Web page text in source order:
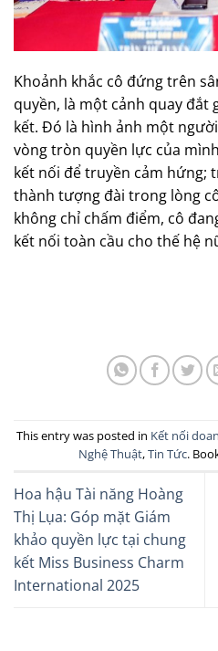
Khoảnh khắc cô đứng trên
quyền, là một cảnh quay đắt
kết. Đó là hình ảnh một
vòng tròn quyền lực của
kết nối để truyền cảm hứng;
thành tượng đài trong lòng
không chỉ chấm điểm, cô
kết nối toàn cầu cho thế hệ
This entry was posted in Kết nối
Nghệ Thuật,Tin Tức.
Hoa hậu Tài năng Hoàng
Thị Lụa: Góp mặt Giám
khảo quyền lực tại chung
kết Miss Business Charm
International 2025